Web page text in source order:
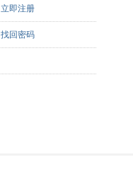
立即注册
找回密码